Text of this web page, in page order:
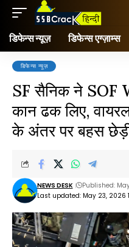
डिफेन्स न्यूज़ डिफेन्स एग्ज़ाम्स
डिफेन्स न्यूज़
SF सैनिक ने SOF
कान ढक लिए,
के अंतर पर बहस
Last updated: May 23, 2026
NEWS DESK Published: